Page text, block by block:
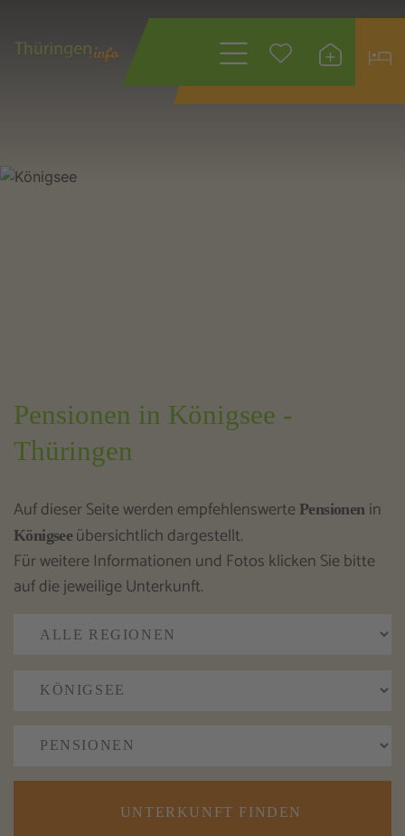
Wonach suchen
Pensionen in Königsee -
Thüringen
Auf dieser Seite werden empfehlenswerte Pensionenin
Königseeübersichtlich dargestellt.
Für weitere Informationen und Fotos klicken Sie bitte
auf die jeweilige Unterkunft.
UNTERKUNFT FINDEN